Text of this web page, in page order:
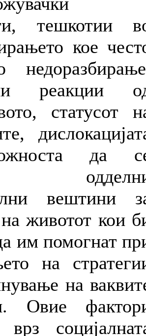
тешкотии
кое
реакции
статусот
да
вештини
животот кои
им помогнат
на
на
Овие
врз